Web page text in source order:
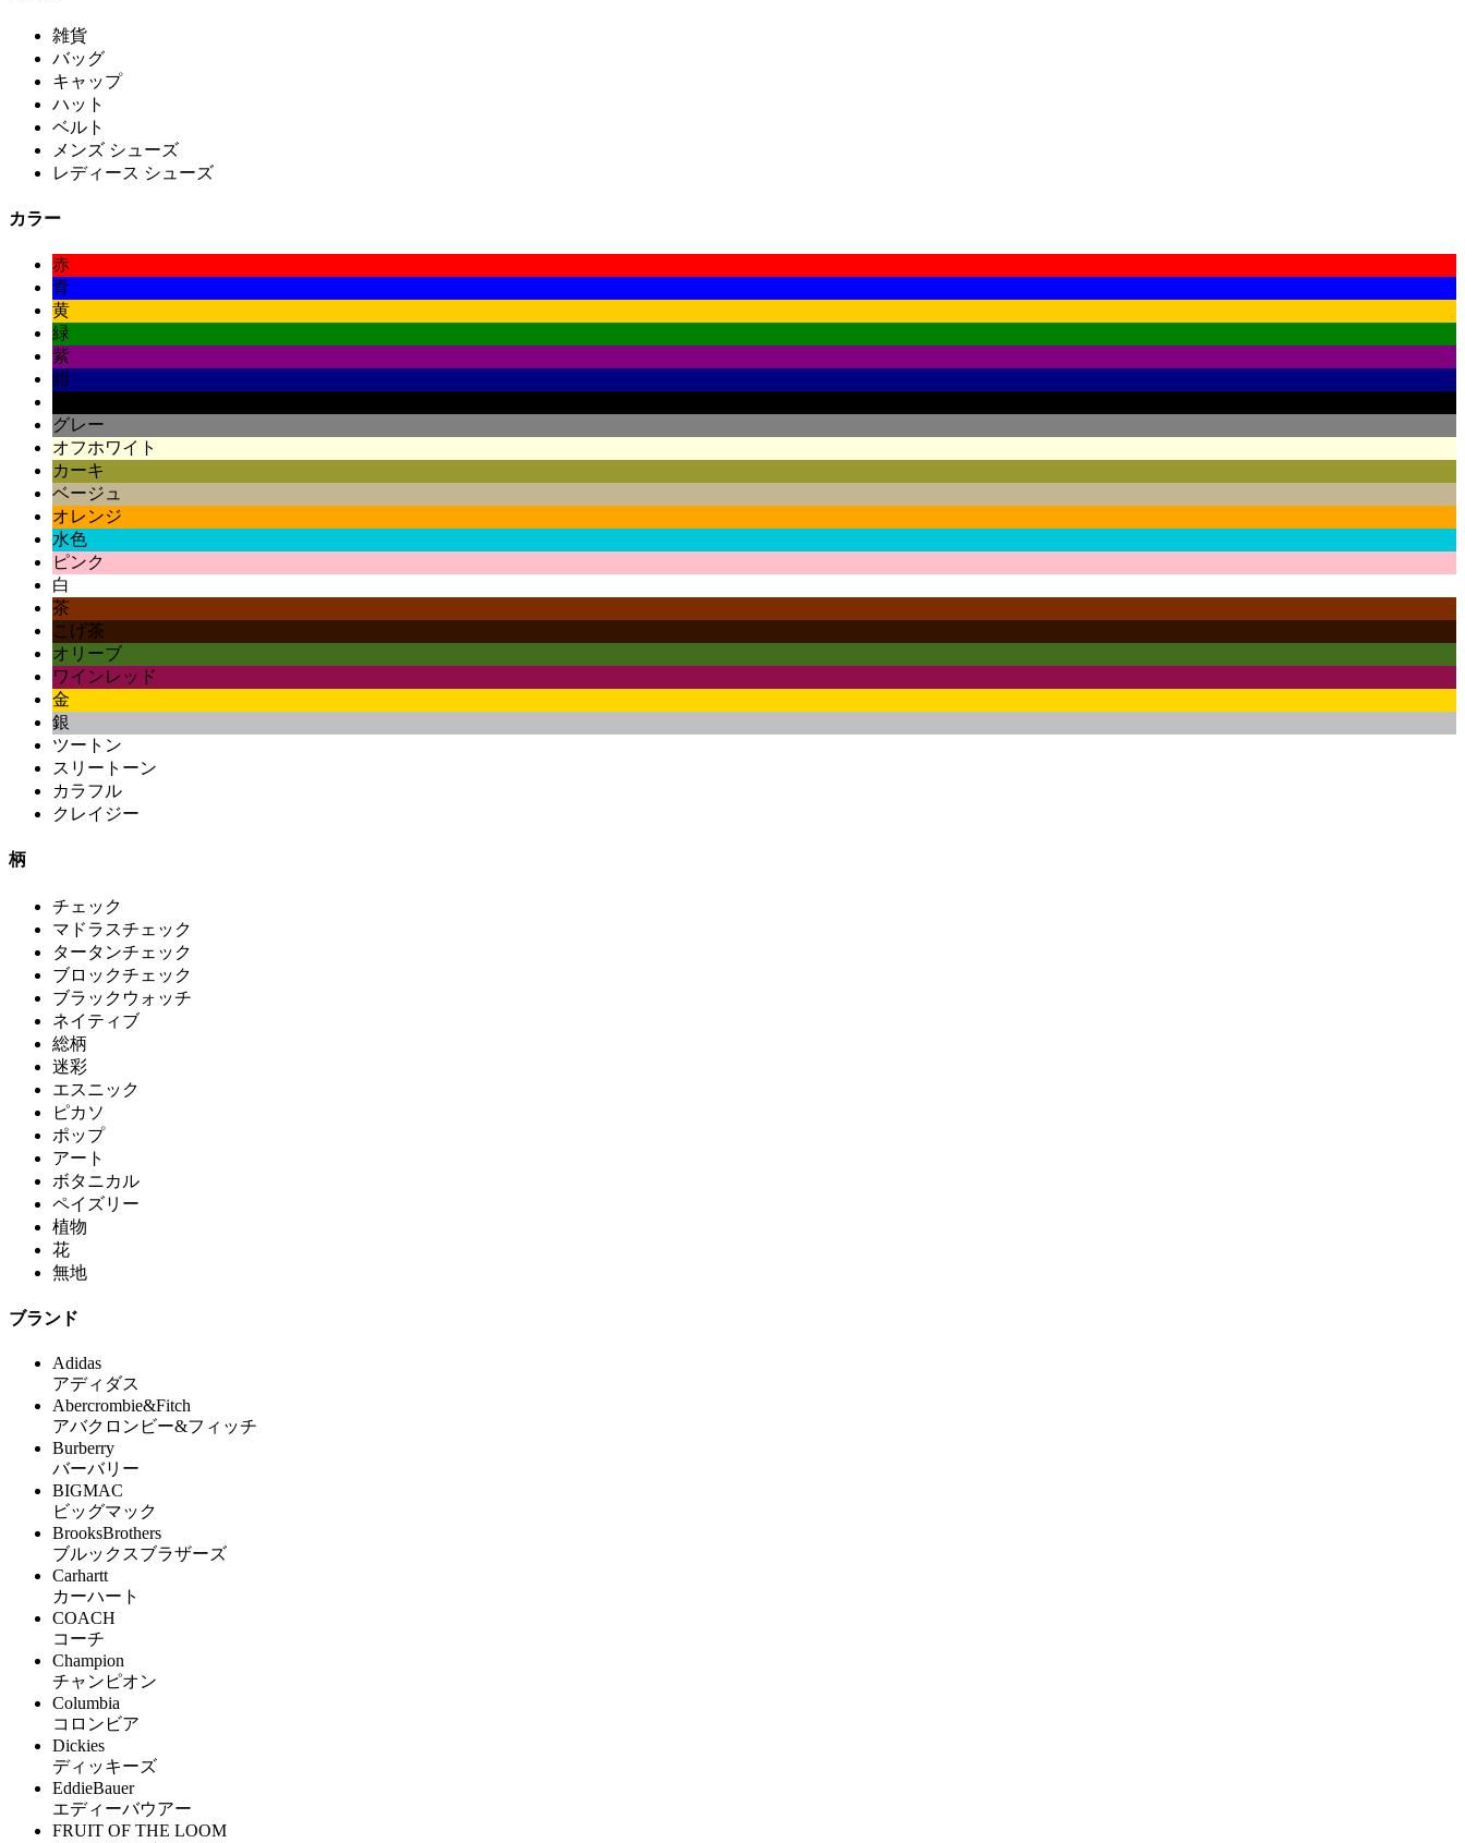
雑貨
バッグ
キャップ
ハット
ベルト
メンズ シューズ
レディース シューズ
カラー
赤
青
黄
緑
紫
紺
グレー
オフホワイト
カーキ
ベージュ
オレンジ
水色
ピンク
白
茶
こげ茶
オリーブ
ワインレッド
金
銀
ツートン
スリートーン
カラフル
クレイジー
柄
チェック
マドラスチェック
タータンチェック
ブロックチェック
ブラックウォッチ
ネイティブ
総柄
迷彩
エスニック
ピカソ
ポップ
アート
ボタニカル
ペイズリー
植物
花
無地
ブランド
Adidas
アディダス
Abercrombie&Fitch
アバクロンビー&フィッチ
Burberry
バーバリー
BIGMAC
ビッグマック
BrooksBrothers
ブルックスブラザーズ
Carhartt
カーハート
COACH
コーチ
Champion
チャンピオン
Columbia
コロンビア
Dickies
ディッキーズ
EddieBauer
エディーバウアー
FRUIT OF THE LOOM